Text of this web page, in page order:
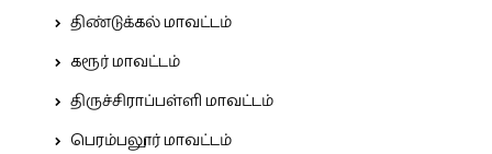
திண்டுக்கல் மாவட்டம்
கரூர் மாவட்டம்
திருச்சிராப்பள்ளி மாவட்டம்
பெரம்பலூர் மாவட்டம்